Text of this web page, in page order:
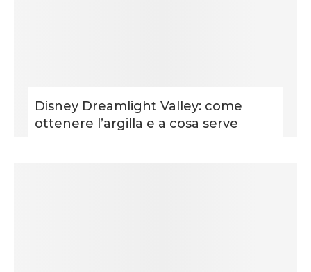
Disney Dreamlight Valley: come
ottenere l’argilla e a cosa serve